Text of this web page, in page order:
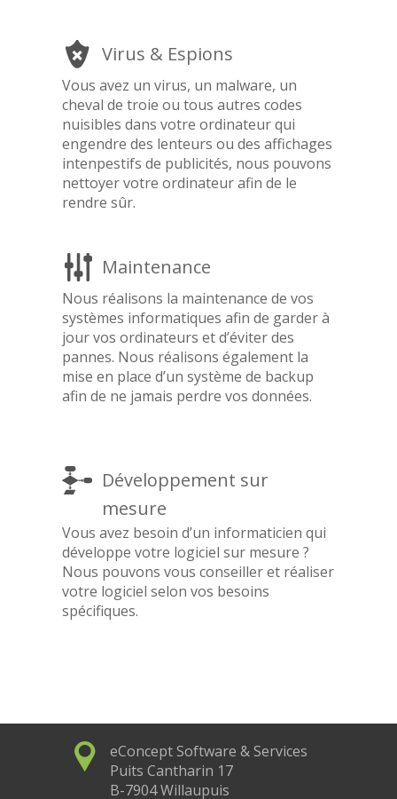
Virus & Espions
Vous avez un virus, un malware, un
cheval de troie ou tous autres codes
nuisibles dans votre ordinateur qui
engendre des lenteurs ou des affichages
intenpestifs de publicités, nous pouvons
nettoyer votre ordinateur afin de le
rendre sûr.
Maintenance
Nous réalisons la maintenance de vos
systèmes informatiques afin de garder à
jour vos ordinateurs et d’éviter des
pannes. Nous réalisons également la
mise en place d’un système de backup
afin de ne jamais perdre vos données.
Développement sur
mesure
Vous avez besoin d’un informaticien qui
développe votre logiciel sur mesure ?
Nous pouvons vous conseiller et réaliser
votre logiciel selon vos besoins
spécifiques.
eConcept Software & Services
Puits Cantharin 17
B-7904 Willaupuis